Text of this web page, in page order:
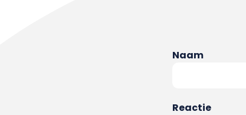
Naam
Reactie